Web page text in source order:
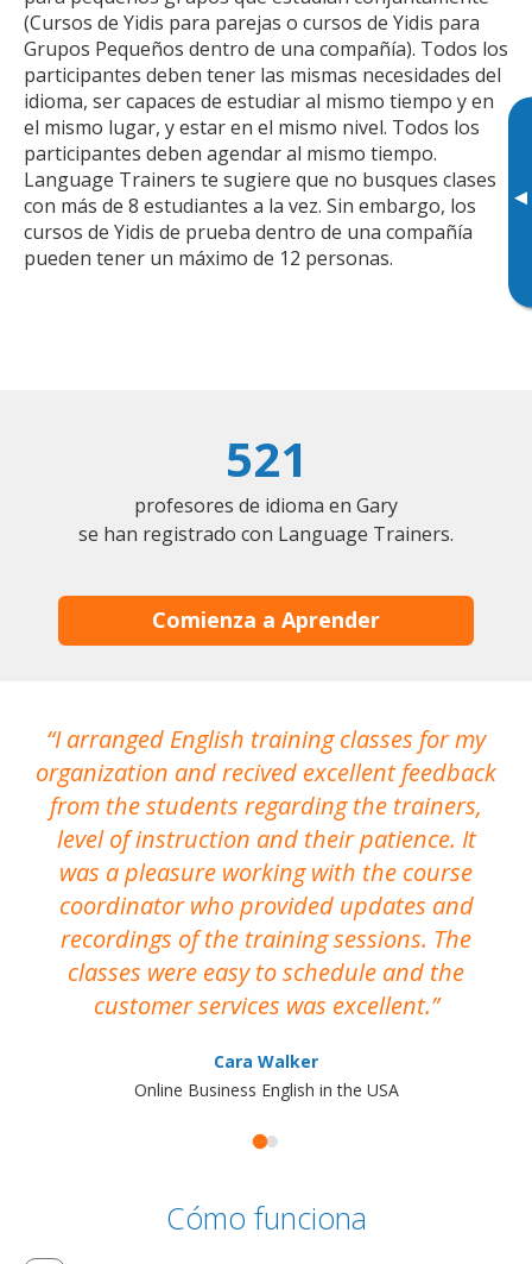
▸
(Cursos de Yidis para parejas o cursos de Yidis para
Grupos Pequeños dentro de una compañía). Todos los
participantes deben tener las mismas necesidades del
idioma, ser capaces de estudiar al mismo tiempo y en
el mismo lugar, y estar en el mismo nivel. Todos los
participantes deben agendar al mismo tiempo.
Language Trainers te sugiere que no busques clases
con más de 8 estudiantes a la vez. Sin embargo, los
cursos de Yidis de prueba dentro de una compañía
pueden tener un máximo de 12 personas.
521
profesores de idioma en Gary
se han registrado con Language Trainers.
Comienza a Aprender
I arranged English training classes for my
organization and recived excellent feedback
from the students regarding the trainers,
level of instruction and their patience. It
was a pleasure working with the course
coordinator who provided updates and
recordings of the training sessions. The
classes were easy to schedule and the
customer services was excellent.
Cara Walker
Online Business English in the USA
Cómo funciona